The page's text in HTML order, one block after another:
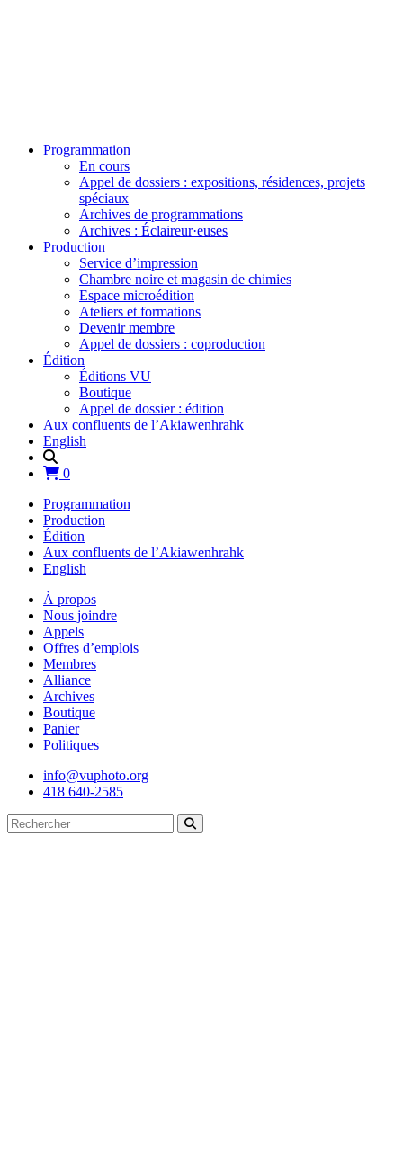
Programmation
En cours
Appel de dossiers : expositions, résidences, projets
spéciaux
Archives de programmations
Archives : Éclaireur·euses
Production
Service d’impression
Chambre noire et magasin de chimies
Espace microédition
Ateliers et formations
Devenir membre
Appel de dossiers : coproduction
Édition
Éditions VU
Boutique
Appel de dossier : édition
Aux confluents de l’Akiawenhrahk
English
0
Programmation
Production
Édition
Aux confluents de l’Akiawenhrahk
English
À propos
Nous joindre
Appels
Offres d’emplois
Membres
Alliance
Archives
Boutique
Panier
Politiques
info@vuphoto.org
418 640-2585